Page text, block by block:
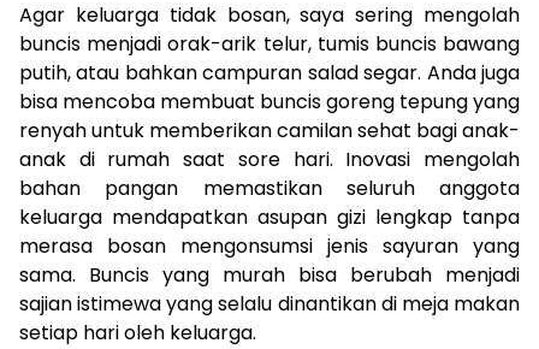
Agar keluarga tidak bosan, saya sering mengolah
buncis menjadi orak-arik telur, tumis buncis bawang
putih, atau bahkan campuran salad segar. Anda juga
bisa mencoba membuat buncis goreng tepung yang
renyah untuk memberikan camilan sehat bagi anak-
anak di rumah saat sore hari. Inovasi mengolah
bahan pangan memastikan seluruh anggota
keluarga mendapatkan asupan gizi lengkap tanpa
merasa bosan mengonsumsi jenis sayuran yang
sama. Buncis yang murah bisa berubah menjadi
sajian istimewa yang selalu dinantikan di meja makan
setiap hari oleh keluarga.